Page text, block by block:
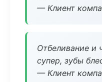
— Клиент
Отбеливание и
супер, зубы
— Клиент